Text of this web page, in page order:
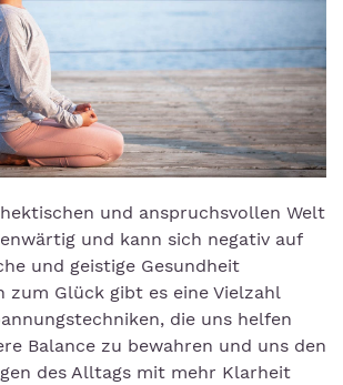
und anspruchsvollen Welt
und kann sich negativ auf
und geistige Gesundheit
zum Glück gibt es eine Vielzahl
die uns helfen
Balance zu bewahren und uns den
des Alltags mit mehr Klarheit